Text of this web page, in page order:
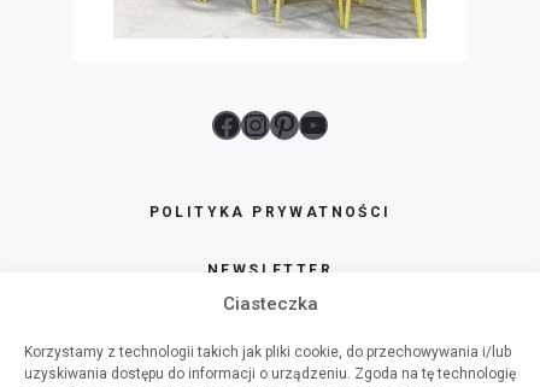
Ciasteczka
Korzystamy z technologii takich jak pliki cookie, do przechowywania i/lub
uzyskiwania dostępu do informacji o urządzeniu. Zgoda na tę technologię
Facebook
Instagram
Pinterest
YouTube
POLITYKA PRYWATNOŚCI
NEWSLETTER